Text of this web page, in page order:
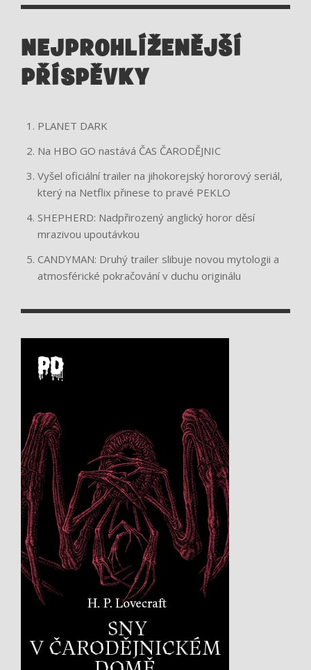
NEJPROHLÍŽENĚJŠÍ
PŘÍSPĚVKY
PLANET DARK
Na HBO GO nastává ČAS ČARODĚJNIC
Vyšel oficiální trailer na jihokorejský hororový seriál,
který na Netflix přinese to pravé PEKLO
SHEPHERD: Nadpřirozený anglický horor děsí
mrazivou upoutávkou
CANDYMAN: Druhý trailer slibuje novou mytologii a
atmosférické pokračování v duchu originálu